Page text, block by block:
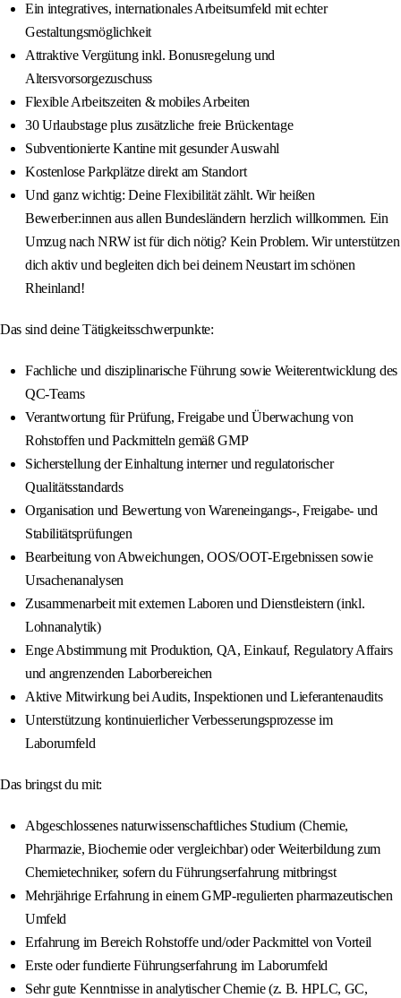
Ein integratives, internationales Arbeitsumfeld mit echter
Gestaltungsmöglichkeit
Attraktive Vergütung inkl. Bonusregelung und
Altersvorsorgezuschuss
Flexible Arbeitszeiten & mobiles Arbeiten
30 Urlaubstage plus zusätzliche freie Brückentage
Subventionierte Kantine mit gesunder Auswahl
Kostenlose Parkplätze direkt am Standort
Und ganz wichtig: Deine Flexibilität zählt. Wir heißen
Bewerber:innen aus allen Bundesländern herzlich willkommen. Ein
Umzug nach NRW ist für dich nötig? Kein Problem. Wir unterstützen
dich aktiv und begleiten dich bei deinem Neustart im schönen
Rheinland!
Das sind deine Tätigkeitsschwerpunkte:
Fachliche und disziplinarische Führung sowie Weiterentwicklung des
QC-Teams
Verantwortung für Prüfung, Freigabe und Überwachung von
Rohstoffen und Packmitteln gemäß GMP
Sicherstellung der Einhaltung interner und regulatorischer
Qualitätsstandards
Organisation und Bewertung von Wareneingangs-, Freigabe- und
Stabilitätsprüfungen
Bearbeitung von Abweichungen, OOS/OOT-Ergebnissen sowie
Ursachenanalysen
Zusammenarbeit mit externen Laboren und Dienstleistern (inkl.
Lohnanalytik)
Enge Abstimmung mit Produktion, QA, Einkauf, Regulatory Affairs
und angrenzenden Laborbereichen
Aktive Mitwirkung bei Audits, Inspektionen und Lieferantenaudits
Unterstützung kontinuierlicher Verbesserungsprozesse im
Laborumfeld
Das bringst du mit:
Abgeschlossenes naturwissenschaftliches Studium (Chemie,
Pharmazie, Biochemie oder vergleichbar) oder Weiterbildung zum
Chemietechniker, sofern du Führungserfahrung mitbringst
Mehrjährige Erfahrung in einem GMP-regulierten pharmazeutischen
Umfeld
Erfahrung im Bereich Rohstoffe und/oder Packmittel von Vorteil
Erste oder fundierte Führungserfahrung im Laborumfeld
Sehr gute Kenntnisse in analytischer Chemie (z. B. HPLC, GC,